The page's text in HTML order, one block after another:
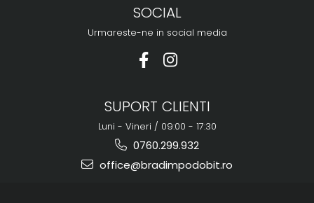
SOCIAL
Urmareste-ne in social media
SUPORT CLIENTI
Luni - Vineri / 09:00 - 17:30
0760.299.932
office@bradimpodobit.ro